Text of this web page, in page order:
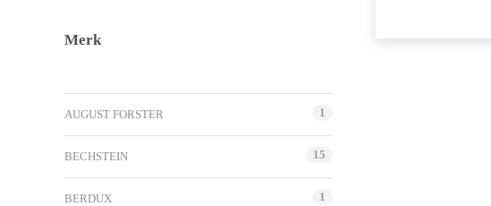
Merk
AUGUST FORSTER 1
BECHSTEIN 15
BERDUX 1